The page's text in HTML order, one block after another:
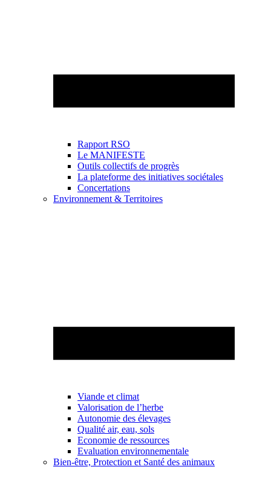
Rapport RSO
Le MANIFESTE
Outils collectifs de progrès
La plateforme des initiatives sociétales
Concertations
Environnement & Territoires
Viande et climat
Valorisation de l’herbe
Autonomie des élevages
Qualité air, eau, sols
Economie de ressources
Evaluation environnementale
Bien-être, Protection et Santé des animaux